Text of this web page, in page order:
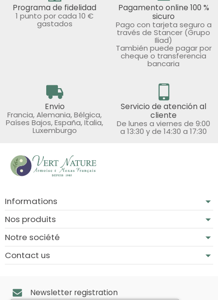
Programa de fidelidad
1 punto por cada 10 €
gastados
Pagamento online 100 %
sicuro
Pago con tarjeta seguro a
través de Stancer (Grupo
Iliad)
También puede pagar por
cheque o transferencia
bancaria
Envio
Francia, Alemania, Bélgica,
Países Bajos, España, Italia,
Luxemburgo
Servicio de atención al
cliente
De lunes a viernes de 9:00
a 13:30 y de 14:30 a 17:30
Informations
Nos produits
Notre société
Contact us
Newsletter registration